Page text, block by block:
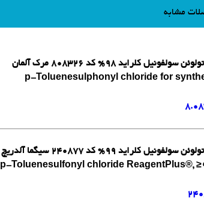
مشابه
سولفونیل کلراید 98% کد 808326 مرک آلمان
p-Toluenesulphonyl chloride for
سولفونیل کلراید 99% کد 240877 سیگما آلدریچ
p-Toluenesulfonyl chloride ReagentPlus®,